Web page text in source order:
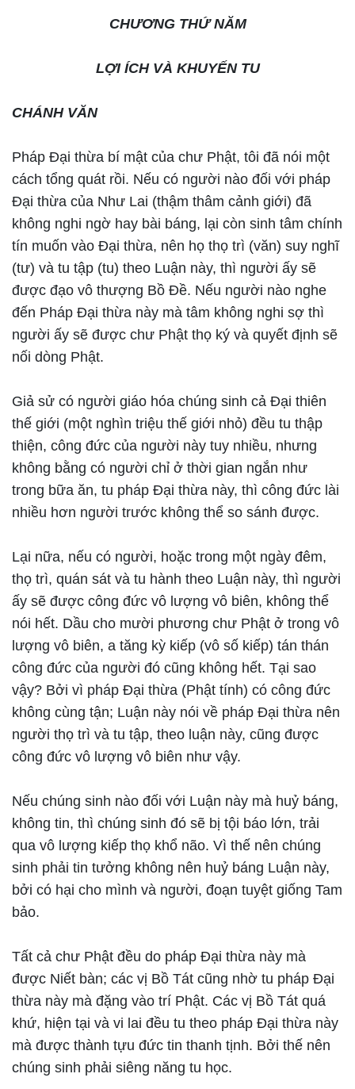
CHƯƠNG THỨ NĂM
LỢI ÍCH VÀ KHUYẾN TU
CHÁNH VĂN
Pháp Đại thừa bí mật của chư Phật, tôi đã nói một
cách tổng quát rồi. Nếu có người nào đối với pháp
Đại thừa của Như Lai (thậm thâm cảnh giới) đã
không nghi ngờ hay bài báng, lại còn sinh tâm chính
tín muốn vào Đại thừa, nên họ thọ trì (văn) suy nghĩ
(tư) và tu tập (tu) theo Luận này, thì người ấy sẽ
được đạo vô thượng Bồ Đề. Nếu người nào nghe
đến Pháp Đại thừa này mà tâm không nghi sợ thì
người ấy sẽ được chư Phật thọ ký và quyết định sẽ
nối dòng Phật.
Giả sử có người giáo hóa chúng sinh cả Đại thiên
thế giới (một nghìn triệu thế giới nhỏ) đều tu thập
thiện, công đức của người này tuy nhiều, nhưng
không bằng có người chỉ ở thời gian ngắn như
trong bữa ăn, tu pháp Đại thừa này, thì công đức lài
nhiều hơn người trước không thể so sánh được.
Lại nữa, nếu có người, hoặc trong một ngày đêm,
thọ trì, quán sát và tu hành theo Luận này, thì người
ấy sẽ được công đức vô lượng vô biên, không thể
nói hết. Dầu cho mười phương chư Phật ở trong vô
lượng vô biên, a tăng kỳ kiếp (vô số kiếp) tán thán
công đức của người đó cũng không hết. Tại sao
vậy? Bởi vì pháp Đại thừa (Phật tính) có công đức
không cùng tận; Luận này nói về pháp Đại thừa nên
người thọ trì và tu tập, theo luận này, cũng được
công đức vô lượng vô biên như vậy.
Nếu chúng sinh nào đối với Luận này mà huỷ báng,
không tin, thì chúng sinh đó sẽ bị tội báo lớn, trải
qua vô lượng kiếp thọ khổ não. Vì thế nên chúng
sinh phải tin tưởng không nên huỷ báng Luận này,
bởi có hại cho mình và người, đoạn tuyệt giống Tam
bảo.
Tất cả chư Phật đều do pháp Đại thừa này mà
được Niết bàn; các vị Bồ Tát cũng nhờ tu pháp Đại
thừa này mà đặng vào trí Phật. Các vị Bồ Tát quá
khứ, hiện tại và vi lai đều tu theo pháp Đại thừa này
mà được thành tựu đức tin thanh tịnh. Bởi thế nên
chúng sinh phải siêng năng tu học.